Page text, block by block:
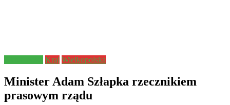
Kraj Wielkopolska
Minister Adam Szłapka rzecznikiem
prasowym rządu